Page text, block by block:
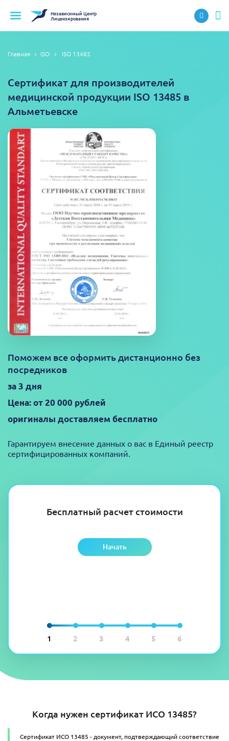
НезависимыйЦентр
Лицензирования
Главная ISO ISO 13485
1 2 3 4 5 6
Бесплатный расчет стоимости
Начать
Сертификат для производителей
медицинской продукции ISO 13485 в
Альметьевске
Поможем все оформить дистанционно без
посредников
за 3 дня
Цена: от 20 000 рублей
оригиналы доставляем бесплатно
Гарантируем внесение данных о вас в Единый реестр
сертифицированных компаний.
Когда нужен сертификат ИСО 13485?
Сертификат ИСО 13485 - документ, подтверждающий соответствие